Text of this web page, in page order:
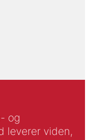
og
leverer viden,